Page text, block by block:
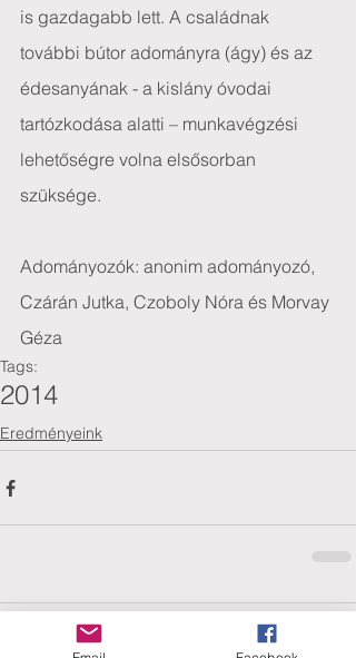
is gazdagabb lett. A családnak
további bútor adományra (ágy) és az
édesanyának - a kislány óvodai
tartózkodása alatti – munkavégzési
lehetőségre volna elsősorban
szüksége.
Adományozók: anonim adományozó,
Czárán Jutka, Czoboly Nóra és Morvay
Géza
Tags:
2014
Eredményeink
Comments